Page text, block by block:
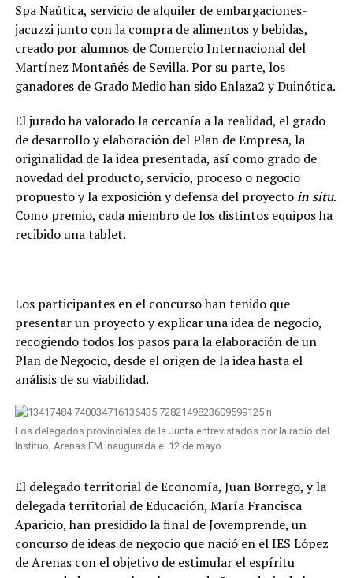
Spa Naútica, servicio de alquiler de embargaciones-
jacuzzi junto con la compra de alimentos y bebidas,
creado por alumnos de Comercio Internacional del
Martínez Montañés de Sevilla. Por su parte, los
ganadores de Grado Medio han sido Enlaza2 y Duinótica.
El jurado ha valorado la cercanía a la realidad, el grado
de desarrollo y elaboración del Plan de Empresa, la
originalidad de la idea presentada, así como grado de
novedad del producto, servicio, proceso o negocio
propuesto y la exposición y defensa del proyectoin situ.
Como premio, cada miembro de los distintos equipos ha
recibido una tablet.
Los participantes en el concurso han tenido que
presentar un proyecto y explicar una idea de negocio,
recogiendo todos los pasos para la elaboración de un
Plan de Negocio, desde el origen de la idea hasta el
análisis de su viabilidad.
Los delegados provinciales de la Junta entrevistados por la radio del
Instituo, Arenas FM inaugurada el 12 de mayo
El delegado territorial de Economía, Juan Borrego, y la
delegada territorial de Educación, María Francisca
Aparicio, han presidido la final de Jovemprende, un
concurso de ideas de negocio que nació en el IES López
de Arenas con el objetivo de estimular el espíritu